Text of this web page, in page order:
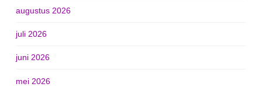
augustus 2026
juli 2026
juni 2026
mei 2026